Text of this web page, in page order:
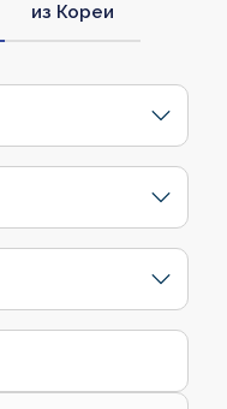
из Кореи